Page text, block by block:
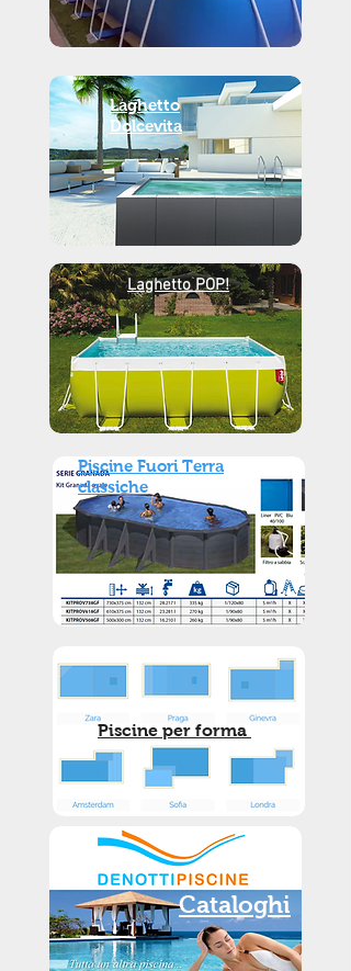
Laghetto
Dolcevita
LaghettoPOP!
Piscine Fuori Terra
classiche
Piscine per forma
Cataloghi